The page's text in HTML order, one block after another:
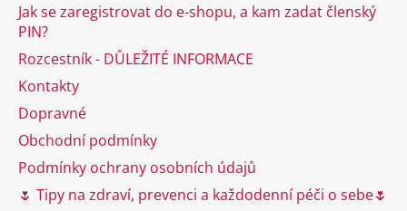
Jak se zaregistrovat do e-shopu, a kam zadat členský
PIN?
Rozcestník - DŮLEŽITÉ INFORMACE
Kontakty
Dopravné
Obchodní podmínky
Podmínky ochrany osobních údajů
🌷 Tipy na zdraví, prevenci a každodenní péči o sebe🌷